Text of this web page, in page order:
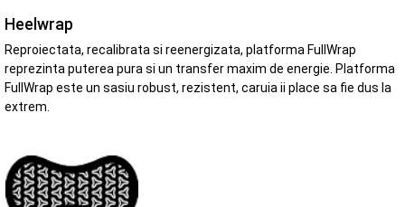
Heelwrap
Reproiectata, recalibrata si reenergizata, platforma FullWrap
reprezinta puterea pura si un transfer maxim de energie. Platforma
FullWrap este un sasiu robust, rezistent, caruia ii place sa fie dus la
extrem.